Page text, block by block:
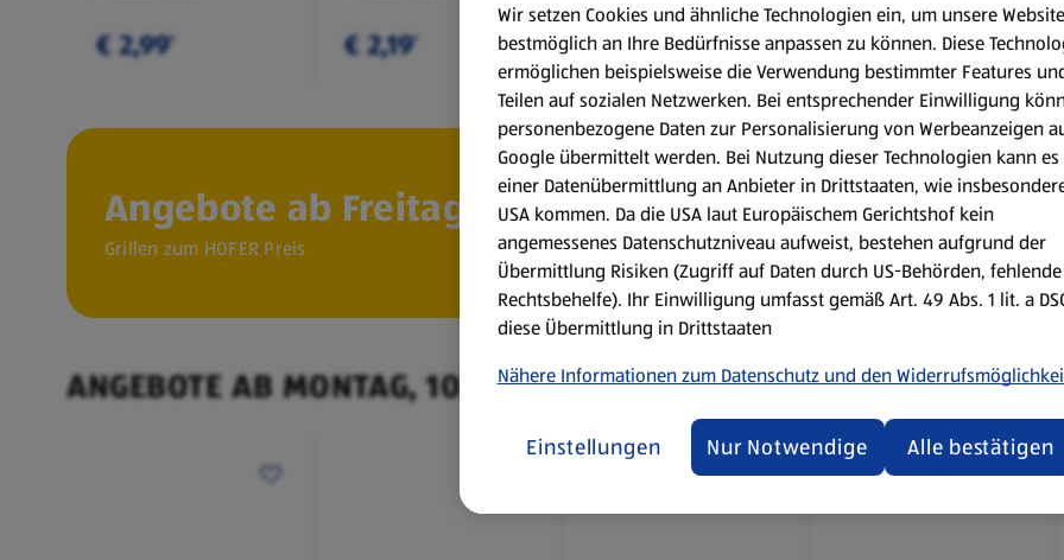
€ 2,99¹ € 2,19¹ € 2,49¹ € 0,99¹˒² € 1,29
Angebote ab Freitag, 7.8.
Grillen zum HOFER Preis
ANGEBOTE AB MONTAG, 10.8.
Wir setzen Cookies und ähnliche Technologien ein, um unsere Website
bestmöglich an Ihre Bedürfnisse anpassen zu können. Diese
ermöglichen beispielsweise die Verwendung bestimmter Features
Teilen auf sozialen Netzwerken. Bei entsprechender Einwilligung
personenbezogene Daten zur Personalisierung von Werbeanzeigen
Google übermittelt werden. Bei Nutzung dieser Technologien kann es
einer Datenübermittlung an Anbieter in Drittstaaten, wie
USA kommen. Da die USA laut Europäischem Gerichtshof kein
angemessenes Datenschutzniveau aufweist, bestehen aufgrund der
Übermittlung Risiken (Zugriff auf Daten durch US-Behörden, fehlende
Rechtsbehelfe). Ihr Einwilligung umfasst gemäß Art. 49 Abs. 1 lit. a
diese Übermittlung in Drittstaaten
Nähere Informationen zum Datenschutz und den
Einstellungen Nur Notwendige Alle bestätigen